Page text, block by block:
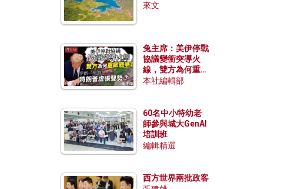
來文
兔主席：美伊停戰
協議變衝突導火
線，雙方為何重啟
戰爭？伊朗一早洞
本社編輯部
60名中小特幼老
師參與城大GenAI
培訓班
編輯精選
西方世界兩批政客